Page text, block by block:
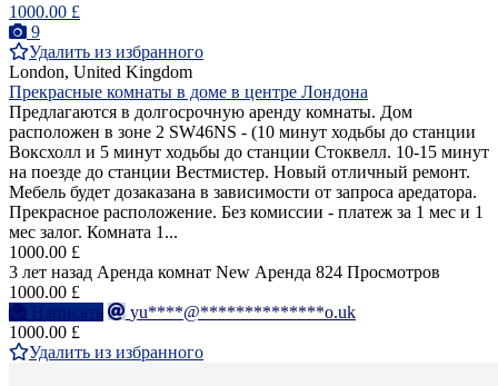
1000.00 £
9
Удалить из избранного
London, United Kingdom
Прекрасные комнаты в доме в центре Лондона
Предлагаются в долгосрочную аренду комнаты. Дом
расположен в зоне 2 SW46NS - (10 минут ходьбы до станции
Воксхолл и 5 минут ходьбы до станции Стоквелл. 10-15 минут
на поезде до станции Вестмистер. Новый отличный ремонт.
Мебель будет дозаказана в зависимости от запроса аредатора.
Прекрасное расположение. Без комиссии - платеж за 1 мес и 1
мес залог. Комната 1...
1000.00 £
3 лет назад Аренда комнат New Аренда 824 Просмотров
1000.00 £
Написать
yu****@**************o.uk
1000.00 £
Удалить из избранного